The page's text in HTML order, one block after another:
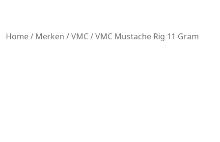
Home/ Merken /VMC/ VMC Mustache Rig 11 Gram